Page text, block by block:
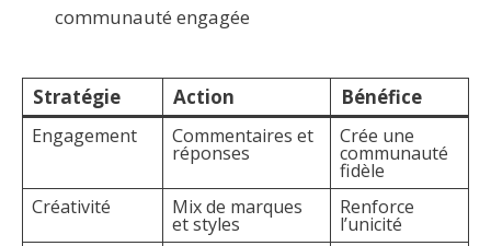
communauté engagée
Stratégie Action Bénéfice
Engagement Commentaires et
réponses
Crée une
communauté
fidèle
Créativité
Mix de marques
et styles
Renforce
l’unicité